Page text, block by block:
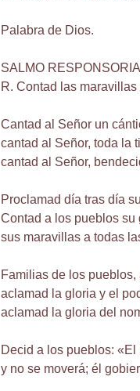
Palabra de Dios.
SALMO
R. Contad las
Cantad al Señor un
cantad al Señor, toda la
cantad al Señor,
Proclamad día tras día
Contad a los pueblos su
sus maravillas a todas
Familias de los pueblos,
aclamad la gloria y el
aclamad la gloria del
Decid a los pueblos:
y no se moverá; él